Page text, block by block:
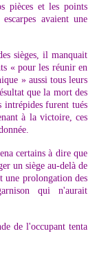
pièces et les points
avaient une
sièges, il manquait
« pour les réunir en
» aussi tous leurs
que la mort des
intrépides furent tués
à la victoire, ces
certains à dire que
un siège au-delà de
une prolongation des
qui n'aurait
de l'occupant tenta